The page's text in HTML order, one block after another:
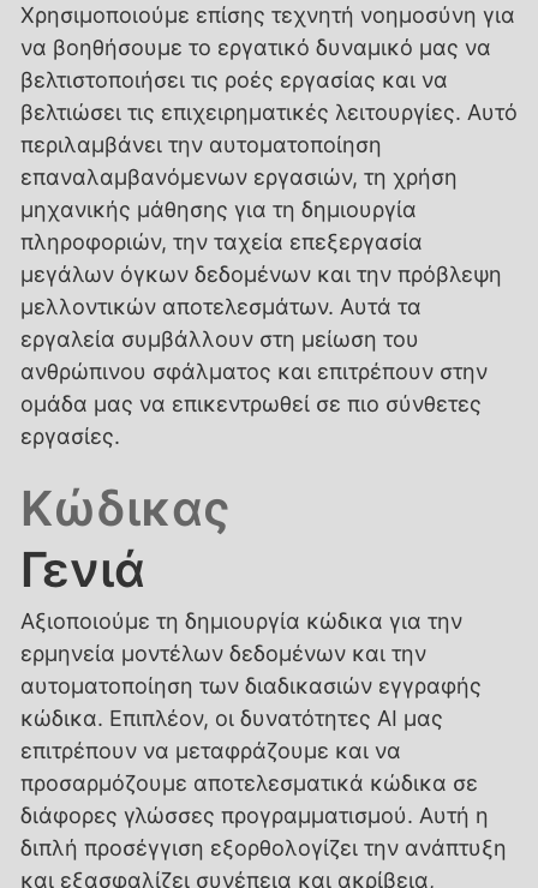
Χρησιμοποιούμε επίσης τεχνητή νοημοσύνη για
να βοηθήσουμε το εργατικό δυναμικό μας να
βελτιστοποιήσει τις ροές εργασίας και να
βελτιώσει τις επιχειρηματικές λειτουργίες. Αυτό
περιλαμβάνει την αυτοματοποίηση
επαναλαμβανόμενων εργασιών, τη χρήση
μηχανικής μάθησης για τη δημιουργία
πληροφοριών, την ταχεία επεξεργασία
μεγάλων όγκων δεδομένων και την πρόβλεψη
μελλοντικών αποτελεσμάτων. Αυτά τα
εργαλεία συμβάλλουν στη μείωση του
ανθρώπινου σφάλματος και επιτρέπουν στην
ομάδα μας να επικεντρωθεί σε πιο σύνθετες
εργασίες.
Κώδικας
Γενιά
Αξιοποιούμε τη δημιουργία κώδικα για την
ερμηνεία μοντέλων δεδομένων και την
αυτοματοποίηση των διαδικασιών εγγραφής
κώδικα. Επιπλέον, οι δυνατότητες AI μας
επιτρέπουν να μεταφράζουμε και να
προσαρμόζουμε αποτελεσματικά κώδικα σε
διάφορες γλώσσες προγραμματισμού. Αυτή η
διπλή προσέγγιση εξορθολογίζει την ανάπτυξη
και εξασφαλίζει συνέπεια και ακρίβεια,